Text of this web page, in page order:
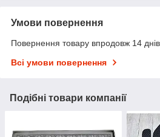
Умови повернення
Повернення товару впродовж 14
Всі умови повернення
Подібні товари компанії